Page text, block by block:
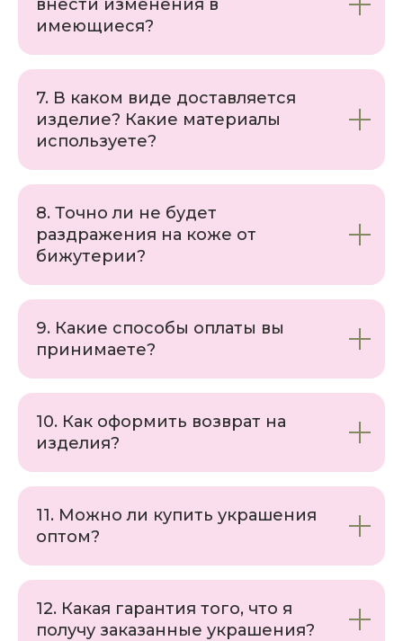
внести изменения в
имеющиеся?
7. В каком виде доставляется
изделие? Какие материалы
используете?
8. Точно ли не будет
раздражения на коже от
бижутерии?
9. Какие способы оплаты вы
принимаете?
10. Как оформить возврат на
изделия?
11. Можно ли купить украшения
оптом?
12. Какая гарантия того, что я
получу заказанные украшения?